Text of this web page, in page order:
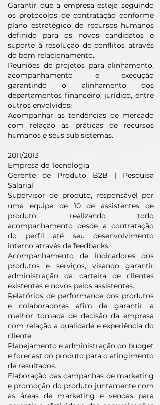
Garantir que a empresa esteja seguindo
os protocolos de contratação conforme
plano estratégico de recursos humanos
definido para os novos candidatos e
suporte à resolução de conflitos através
do bom relacionamento.
Reuniões de projetos para alinhamento,
acompanhamento e execução
garantindo o alinhamento dos
departamentos financeiro, jurídico, entre
outros envolvidos;
Acompanhar as tendências de mercado
com relação as práticas de recursos
humanos e seus sub sistemas.
2011/2013
Empresa de Tecnologia
Gerente de Produto B2B | Pesquisa
Salarial
Supervisor de produto, responsável por
uma equipe de 10 de assistentes de
produto, realizando todo
acompanhamento desde a contratação
do perfil até seu desenvolvimento
interno através de feedbacks.
Acompanhamento de indicadores dos
produtos e serviços, visando garantir
administração da carteira de clientes
existentes e novos pelos assistentes.
Relatórios de performance dos produtos
e colaboradores afim de garantir a
melhor tomada de decisão da empresa
com relação a qualidade e experiência do
cliente.
Planejamento e administração do budget
e forecast do produto para o atingimento
de resultados.
Elaboração das campanhas de marketing
e promoção do produto juntamente com
as áreas de marketing e vendas para